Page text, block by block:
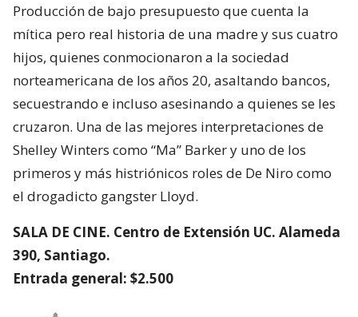
Producción de bajo presupuesto que cuenta la
mítica pero real historia de una madre y sus cuatro
hijos, quienes conmocionaron a la sociedad
norteamericana de los años 20, asaltando bancos,
secuestrando e incluso asesinando a quienes se les
cruzaron. Una de las mejores interpretaciones de
Shelley Winters como “Ma” Barker y uno de los
primeros y más histriónicos roles de De Niro como
el drogadicto gangster Lloyd.
SALA DE CINE. Centro de Extensión UC. Alameda
390, Santiago.
Entrada general: $2.500